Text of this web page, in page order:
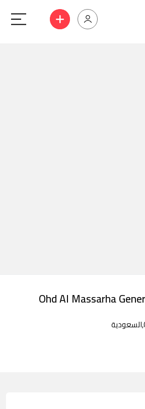
Ohd Al Massarha
السعودية